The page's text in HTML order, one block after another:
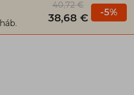
40,72 €
38,68 € -5%